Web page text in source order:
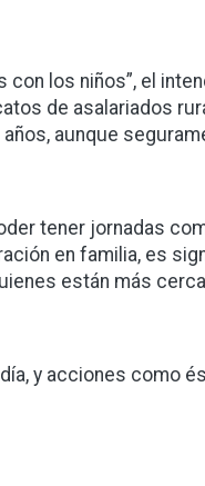
los niños”, el
de asalariados
aunque
tener jornadas
en familia, es
están más
y acciones como